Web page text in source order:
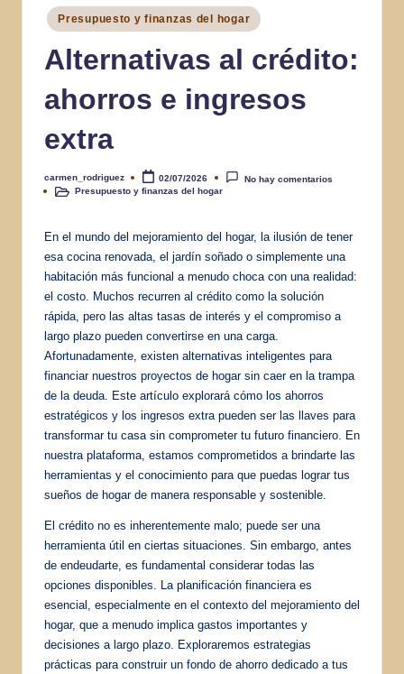
Publicado
en
Presupuesto y finanzas del hogar
Alternativas al crédito:
ahorros e ingresos
extra
Publicado
por
carmen_rodriguez 02/07/2026
No hay comentarios
PublicadoPresupuesto y finanzas del hogar
En el mundo del mejoramiento del hogar, la ilusión de tener
esa cocina renovada, el jardín soñado o simplemente una
habitación más funcional a menudo choca con una realidad:
el costo. Muchos recurren al crédito como la solución
rápida, pero las altas tasas de interés y el compromiso a
largo plazo pueden convertirse en una carga.
Afortunadamente, existen alternativas inteligentes para
financiar nuestros proyectos de hogar sin caer en la trampa
de la deuda. Este artículo explorará cómo los ahorros
estratégicos y los ingresos extra pueden ser las llaves para
transformar tu casa sin comprometer tu futuro financiero. En
nuestra plataforma, estamos comprometidos a brindarte las
herramientas y el conocimiento para que puedas lograr tus
sueños de hogar de manera responsable y sostenible.
El crédito no es inherentemente malo; puede ser una
herramienta útil en ciertas situaciones. Sin embargo, antes
de endeudarte, es fundamental considerar todas las
opciones disponibles. La planificación financiera es
esencial, especialmente en el contexto del mejoramiento del
hogar, que a menudo implica gastos importantes y
decisiones a largo plazo. Exploraremos estrategias
prácticas para construir un fondo de ahorro dedicado a tus